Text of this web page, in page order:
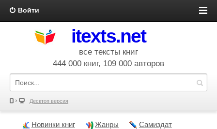
Войти
itexts.net
все тексты книг
444 000 книг, 109 000 авторов
Десктоп версия
Новинки книг Жанры Самиздат